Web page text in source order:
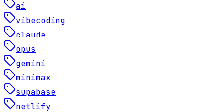
ai
vibecoding
claude
opus
gemini
minimax
supabase
netlify